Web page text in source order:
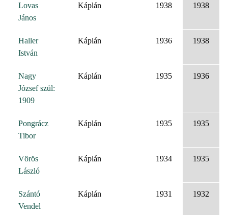
Lovas
János
Káplán 1938 1938
Haller
István
Káplán 1936 1938
Nagy
József szül:
1909
Káplán 1935 1936
Pongrácz
Tibor
Káplán 1935 1935
Vörös
László
Káplán 1934 1935
Szántó
Vendel
Káplán 1931 1932